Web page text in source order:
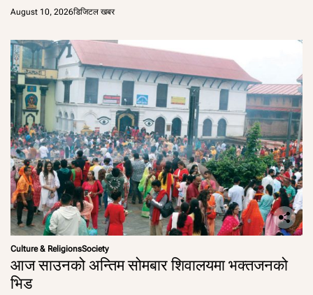
August 10, 2026डिजिटल खबर
Culture & ReligionsSociety
आज साउनको अन्तिम सोमबार शिवालयमा भक्तजनको
भिड